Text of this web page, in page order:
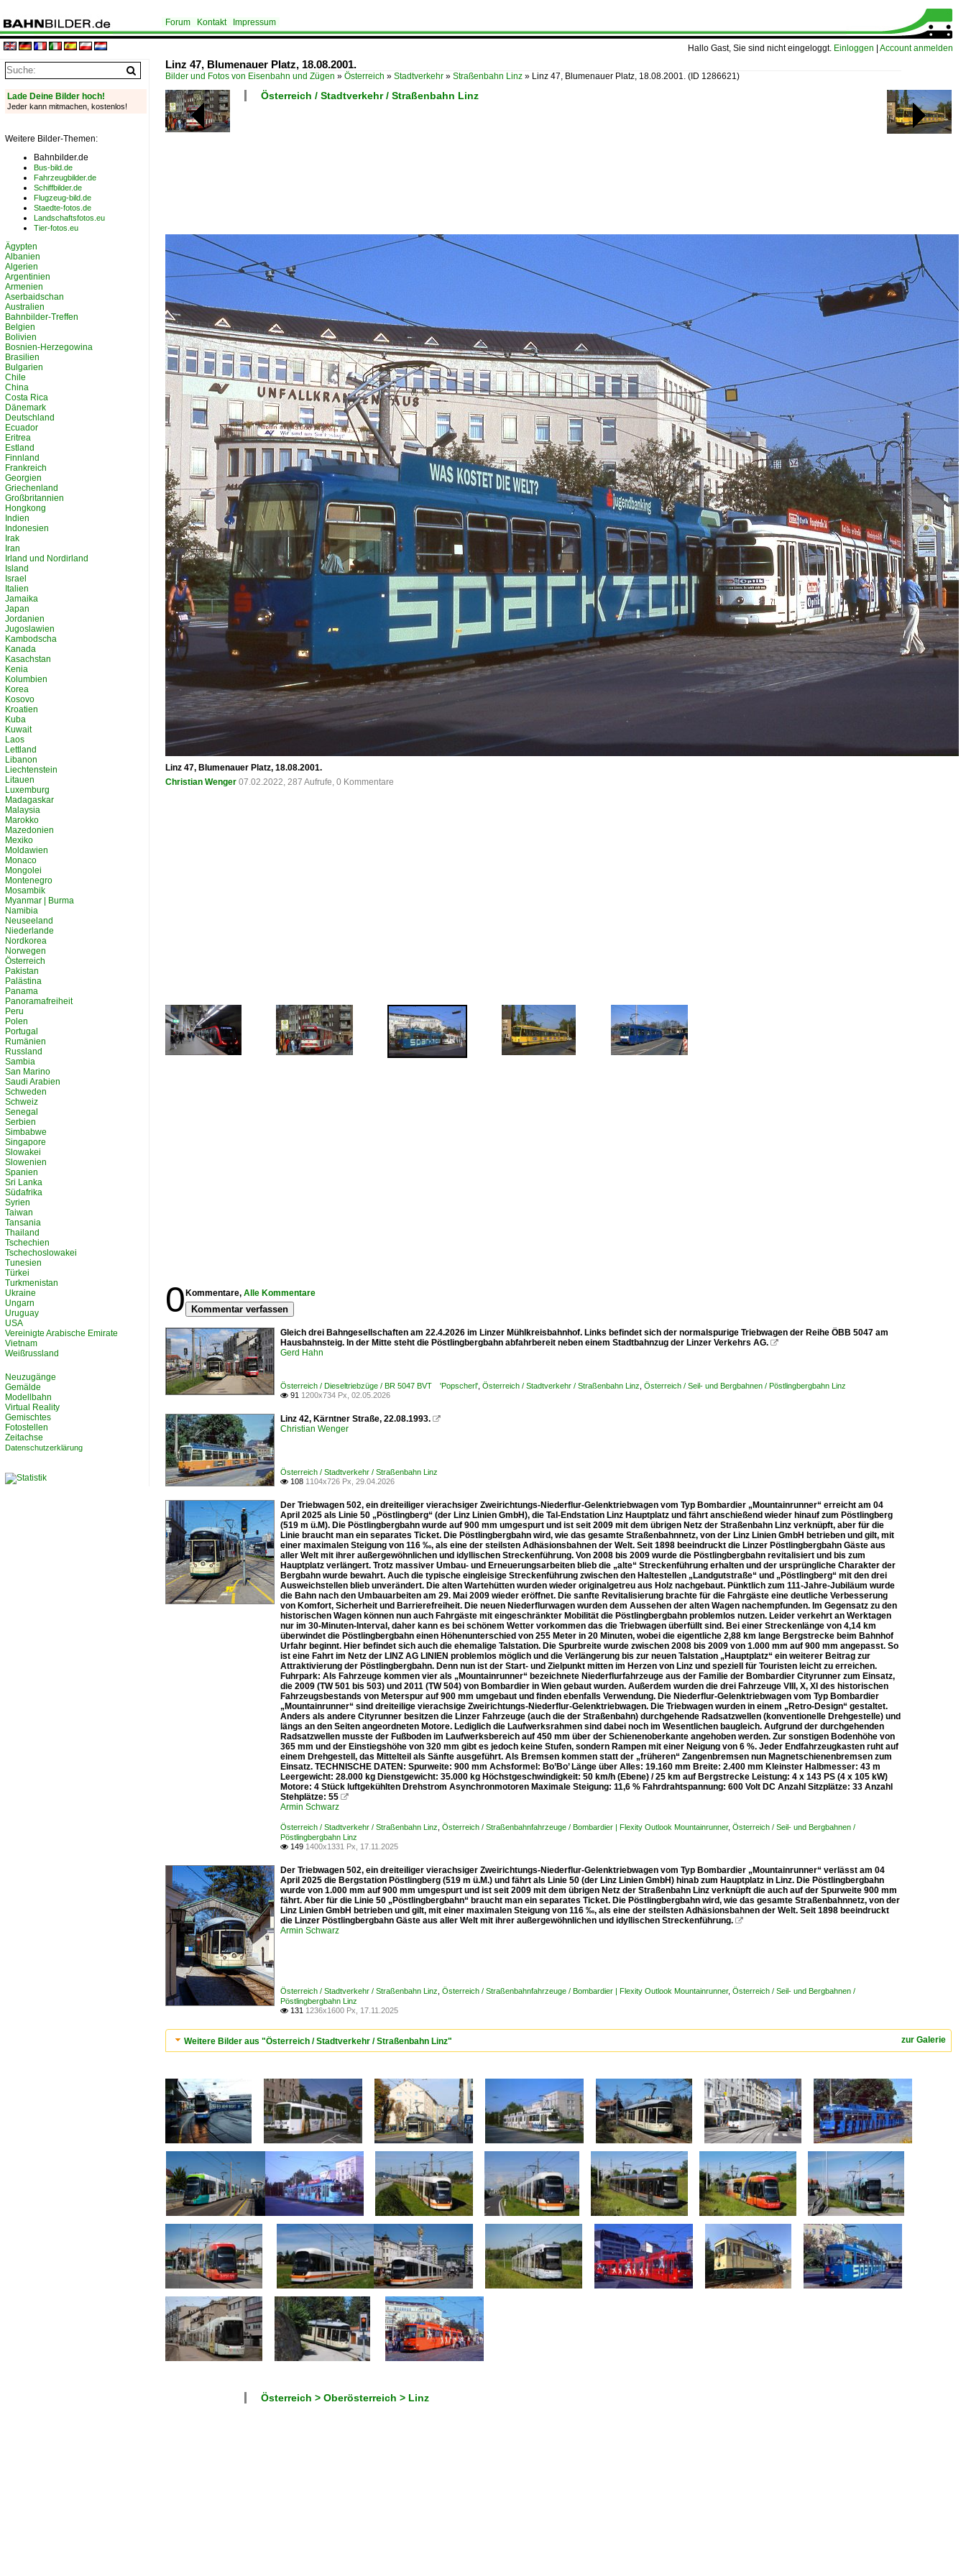
Hallo Gast, Sie sind nicht eingeloggt. Einloggen Account anmelden
Forum Kontakt Impressum
Linz 47, Blumenauer Platz, 18.08.2001.
Bilder und Fotos von Eisenbahn und Zügen » Österreich » Stadtverkehr » Straßenbahn Linz » Linz 47, Blumenauer Platz, 18.08.2001. (ID 1286621)
Österreich / Stadtverkehr / Straßenbahn Linz
Linz 47, Blumenauer Platz, 18.08.2001.
Christian Wenger 07.02.2022, 287 Aufrufe, 0 Kommentare
0 Kommentare, Alle Kommentare
Kommentar verfassen
Gleich drei Bahngesellschaften am 22.4.2026 im Linzer Mühlkreisbahnhof. Links befindet sich der normalspurige Triebwagen der Reihe ÖBB 5047 am
Hausbahnsteig. In der Mitte steht die Pöstlingbergbahn abfahrbereit neben einem Stadtbahnzug der Linzer Verkehrs AG. 
Gerd Hahn
Österreich / Dieseltriebzüge / BR 5047 BVT 'Popscherl' Österreich / Stadtverkehr / Straßenbahn Linz Österreich / Seil- und Bergbahnen / Pöstlingbergbahn Linz
 91 1200x734 Px, 02.05.2026
Linz 42, Kärntner Straße, 22.08.1993. 
Christian Wenger
Österreich / Stadtverkehr / Straßenbahn Linz
 108 1104x726 Px, 29.04.2026
Der Triebwagen 502, ein dreiteiliger vierachsiger Zweirichtungs-Niederflur-Gelenktriebwagen vom Typ Bombardier „Mountainrunner“ erreicht am 04
April 2025 als Linie 50 „Pöstlingberg“ (der Linz Linien GmbH), die Tal-Endstation Linz Hauptplatz und fährt anschießend wieder hinauf zum Pöstlingberg
(519 m ü.M). Die Pöstlingbergbahn wurde auf 900 mm umgespurt und ist seit 2009 mit dem übrigen Netz der Straßenbahn Linz verknüpft, aber für die
Linie braucht man ein separates Ticket. Die Pöstlingbergbahn wird, wie das gesamte Straßenbahnnetz, von der Linz Linien GmbH betrieben und gilt, mit
einer maximalen Steigung von 116 ‰, als eine der steilsten Adhäsionsbahnen der Welt. Seit 1898 beeindruckt die Linzer Pöstlingbergbahn Gäste aus
aller Welt mit ihrer außergewöhnlichen und idyllischen Streckenführung. Von 2008 bis 2009 wurde die Pöstlingbergbahn revitalisiert und bis zum
Hauptplatz verlängert. Trotz massiver Umbau- und Erneuerungsarbeiten blieb die „alte“ Streckenführung erhalten und der ursprüngliche Charakter der
Bergbahn wurde bewahrt. Auch die typische eingleisige Streckenführung zwischen den Haltestellen „Landgutstraße“ und „Pöstlingberg“ mit den drei
Ausweichstellen blieb unverändert. Die alten Wartehütten wurden wieder originalgetreu aus Holz nachgebaut. Pünktlich zum 111-Jahre-Jubiläum wurde
die Bahn nach den Umbauarbeiten am 29. Mai 2009 wieder eröffnet. Die sanfte Revitalisierung brachte für die Fahrgäste eine deutliche Verbesserung
von Komfort, Sicherheit und Barrierefreiheit. Die neuen Niederflurwagen wurden dem Aussehen der alten Wagen nachempfunden. Im Gegensatz zu den
historischen Wagen können nun auch Fahrgäste mit eingeschränkter Mobilität die Pöstlingbergbahn problemlos nutzen. Leider verkehrt an Werktagen
nur im 30-Minuten-Interval, daher kann es bei schönem Wetter vorkommen das die Triebwagen überfüllt sind. Bei einer Streckenlänge von 4,14 km
überwindet die Pöstlingbergbahn einen Höhenunterschied von 255 Meter in 20 Minuten, wobei die eigentliche 2,88 km lange Bergstrecke beim Bahnhof
Urfahr beginnt. Hier befindet sich auch die ehemalige Talstation. Die Spurbreite wurde zwischen 2008 bis 2009 von 1.000 mm auf 900 mm angepasst. So
ist eine Fahrt im Netz der LINZ AG LINIEN problemlos möglich und die Verlängerung bis zur neuen Talstation „Hauptplatz“ ein weiterer Beitrag zur
Attraktivierung der Pöstlingbergbahn. Denn nun ist der Start- und Zielpunkt mitten im Herzen von Linz und speziell für Touristen leicht zu erreichen.
Fuhrpark: Als Fahrzeuge kommen vier als „Mountainrunner“ bezeichnete Niederflurfahrzeuge aus der Familie der Bombardier Cityrunner zum Einsatz,
die 2009 (TW 501 bis 503) und 2011 (TW 504) von Bombardier in Wien gebaut wurden. Außerdem wurden die drei Fahrzeuge VIII, X, XI des historischen
Fahrzeugsbestands von Meterspur auf 900 mm umgebaut und finden ebenfalls Verwendung. Die Niederflur-Gelenktriebwagen vom Typ Bombardier
„Mountainrunner“ sind dreiteilige vierachsige Zweirichtungs-Niederflur-Gelenktriebwagen. Die Triebwagen wurden in einem „Retro-Design“ gestaltet.
Anders als andere Cityrunner besitzen die Linzer Fahrzeuge (auch die der Straßenbahn) durchgehende Radsatzwellen (konventionelle Drehgestelle) und
längs an den Seiten angeordneten Motore. Lediglich die Laufwerksrahmen sind dabei noch im Wesentlichen baugleich. Aufgrund der durchgehenden
Radsatzwellen musste der Fußboden im Laufwerksbereich auf 450 mm über der Schienenoberkante angehoben werden. Zur sonstigen Bodenhöhe von
365 mm und der Einstiegshöhe von 320 mm gibt es jedoch keine Stufen, sondern Rampen mit einer Neigung von 6 %. Jeder Endfahrzeugkasten ruht auf
einem Drehgestell, das Mittelteil als Sänfte ausgeführt. Als Bremsen kommen statt der „früheren“ Zangenbremsen nun Magnetschienenbremsen zum
Einsatz. TECHNISCHE DATEN: Spurweite: 900 mm Achsformel: Bo’Bo’ Länge über Alles: 19.160 mm Breite: 2.400 mm Kleinster Halbmesser: 43 m
Leergewicht: 28.000 kg Dienstgewicht: 35.000 kg Höchstgeschwindigkeit: 50 km/h (Ebene) / 25 km auf Bergstrecke Leistung: 4 x 143 PS (4 x 105 kW)
Motore: 4 Stück luftgekühlten Drehstrom Asynchronmotoren Maximale Steigung: 11,6 % Fahrdrahtspannung: 600 Volt DC Anzahl Sitzplätze: 33 Anzahl
Stehplätze: 55 
Armin Schwarz
Österreich / Stadtverkehr / Straßenbahn Linz Österreich / Straßenbahnfahrzeuge / Bombardier | Flexity Outlook Mountainrunner, Österreich / Seil- und Bergbahnen /
Pöstlingbergbahn Linz
 149 1400x1331 Px, 17.11.2025
Der Triebwagen 502, ein dreiteiliger vierachsiger Zweirichtungs-Niederflur-Gelenktriebwagen vom Typ Bombardier „Mountainrunner“ verlässt am 04
April 2025 die Bergstation Pöstlingberg (519 m ü.M.) und fährt als Linie 50 (der Linz Linien GmbH) hinab zum Hauptplatz in Linz. Die Pöstlingbergbahn
wurde von 1.000 mm auf 900 mm umgespurt und ist seit 2009 mit dem übrigen Netz der Straßenbahn Linz verknüpft die auch auf der Spurweite 900 mm
fährt. Aber für die Linie 50 „Pöstlingbergbahn“ braucht man ein separates Ticket. Die Pöstlingbergbahn wird, wie das gesamte Straßenbahnnetz, von der
Linz Linien GmbH betrieben und gilt, mit einer maximalen Steigung von 116 ‰, als eine der steilsten Adhäsionsbahnen der Welt. Seit 1898 beeindruckt
die Linzer Pöstlingbergbahn Gäste aus aller Welt mit ihrer außergewöhnlichen und idyllischen Streckenführung. 
Armin Schwarz
Österreich / Stadtverkehr / Straßenbahn Linz Österreich / Straßenbahnfahrzeuge / Bombardier | Flexity Outlook Mountainrunner, Österreich / Seil- und Bergbahnen /
Pöstlingbergbahn Linz
 131 1236x1600 Px, 17.11.2025
zur Galerie
Weitere Bilder aus "Österreich / Stadtverkehr / Straßenbahn Linz"
Österreich > Oberösterreich > Linz
Lade Deine Bilder hoch!
Jeder kann mitmachen, kostenlos!
Weitere Bilder-Themen:
Bahnbilder.de
Bus-bild.de
Fahrzeugbilder.de
Schiffbilder.de
Flugzeug-bild.de
Staedte-fotos.de
Landschaftsfotos.eu
Tier-fotos.eu
Ägypten
Albanien
Algerien
Argentinien
Armenien
Aserbaidschan
Australien
Bahnbilder-Treffen
Belgien
Bolivien
Bosnien-Herzegowina
Brasilien
Bulgarien
Chile
China
Costa Rica
Dänemark
Deutschland
Ecuador
Eritrea
Estland
Finnland
Frankreich
Georgien
Griechenland
Großbritannien
Hongkong
Indien
Indonesien
Irak
Iran
Irland und Nordirland
Island
Israel
Italien
Jamaika
Japan
Jordanien
Jugoslawien
Kambodscha
Kanada
Kasachstan
Kenia
Kolumbien
Korea
Kosovo
Kroatien
Kuba
Kuwait
Laos
Lettland
Libanon
Liechtenstein
Litauen
Luxemburg
Madagaskar
Malaysia
Marokko
Mazedonien
Mexiko
Moldawien
Monaco
Mongolei
Montenegro
Mosambik
Myanmar | Burma
Namibia
Neuseeland
Niederlande
Nordkorea
Norwegen
Österreich
Pakistan
Palästina
Panama
Panoramafreiheit
Peru
Polen
Portugal
Rumänien
Russland
Sambia
San Marino
Saudi Arabien
Schweden
Schweiz
Senegal
Serbien
Simbabwe
Singapore
Slowakei
Slowenien
Spanien
Sri Lanka
Südafrika
Syrien
Taiwan
Tansania
Thailand
Tschechien
Tschechoslowakei
Tunesien
Türkei
Turkmenistan
Ukraine
Ungarn
Uruguay
USA
Vereinigte Arabische Emirate
Vietnam
Weißrussland
Neuzugänge
Gemälde
Modellbahn
Virtual Reality
Gemischtes
Fotostellen
Zeitachse
Datenschutzerklärung